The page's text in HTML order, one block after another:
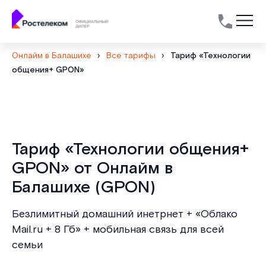
Онлайм в Балашихе › Все тарифы ›
Тариф «Технологии
общения+ GPON»
Тариф «Технологии общения+
GPON» от Онлайм в
Балашихе (GPON)
Безлимитный домашний инетрнет + «Облако
Mail.ru + 8 Гб» + мобильная связь для всей
семьи